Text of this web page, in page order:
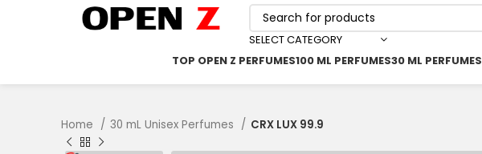
SELECT CATEGORY
TOP OPEN Z PERFUMES100 ML PERFUMES30 ML PERFUMES
Home 30 mL Unisex Perfumes CRX LUX 99.9